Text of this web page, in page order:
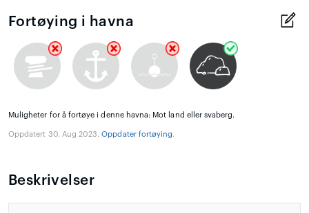
Fortøying i havna
Muligheter for å fortøye i denne havna: Mot land eller svaberg.
Oppdatert 30. Aug 2023.Oppdater fortøying.
Beskrivelser